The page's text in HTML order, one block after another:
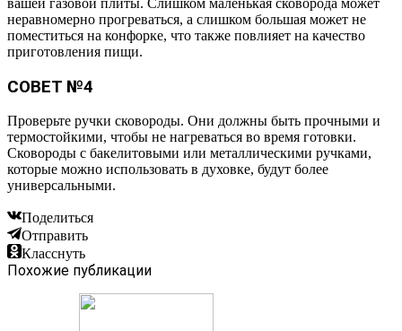
неравномерно прогреваться, а слишком большая может не
поместиться на конфорке, что также повлияет на качество
приготовления пищи.
СОВЕТ №4
Проверьте ручки сковороды. Они должны быть прочными и
термостойкими, чтобы не нагреваться во время готовки.
Сковороды с бакелитовыми или металлическими ручками,
которые можно использовать в духовке, будут более
универсальными.
Поделиться
Отправить
Класснуть
Похожие публикации